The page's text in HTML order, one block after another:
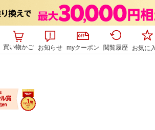
買い物かご
お知らせ myクーポン 閲覧履歴 お気に